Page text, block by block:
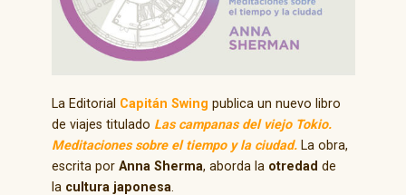
La Editorial Capitán Swing publica un nuevo libro
de viajes titulado Las campanas del viejo Tokio.
Meditaciones sobre el tiempo y la ciudad.La obra,
escrita por Anna Sherma, aborda la otredad de
la cultura japonesa